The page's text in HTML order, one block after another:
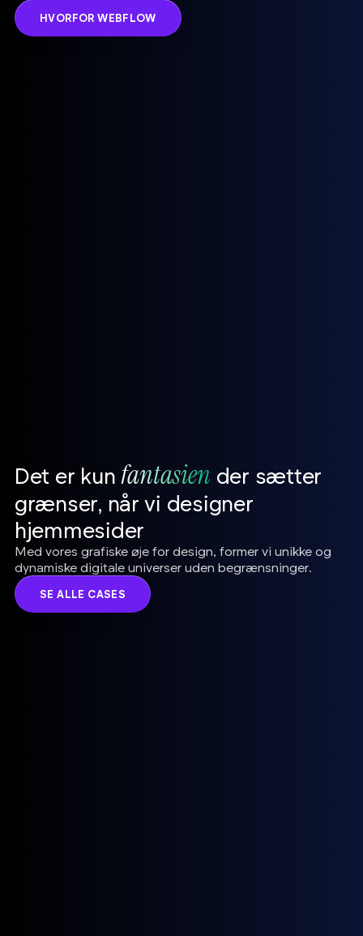
HVORFOR WEBFLOW
redesign
Det er kun fantasien der sætter
grænser, når vi designer
hjemmesider
Med vores grafiske øje for design, former vi unikke og
dynamiske digitale universer uden begrænsninger.
SE ALLE CASES